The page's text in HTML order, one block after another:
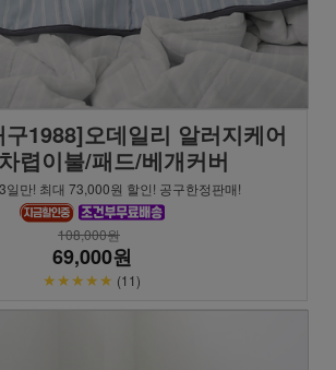
구1988]오데일리 알러지케어
렵이불/패드/베개커버
만! 최대 73,000원 할인! 공구한정판매!
108,000원
69,000원
★★★★★ (11)